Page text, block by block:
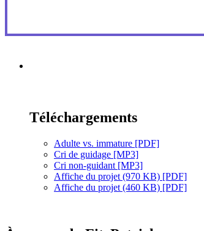
Téléchargements
Adulte vs. immature [PDF]
Cri de guidage [MP3]
Cri non-guidant [MP3]
Affiche du projet (970 KB) [PDF]
Affiche du projet (460 KB) [PDF]